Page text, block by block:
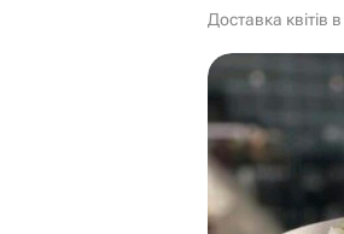
Доставка квітів